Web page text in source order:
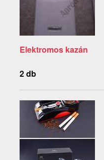
Elektromos kazán
2 db